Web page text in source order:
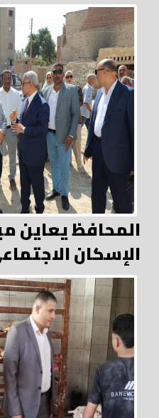
المحافظ يعاين
الإسكان